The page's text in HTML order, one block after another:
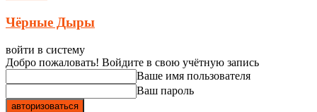
Чёрные Дыры
войти в систему
Добро пожаловать! Войдите в свою учётную запись
Ваше имя пользователя
Ваш пароль